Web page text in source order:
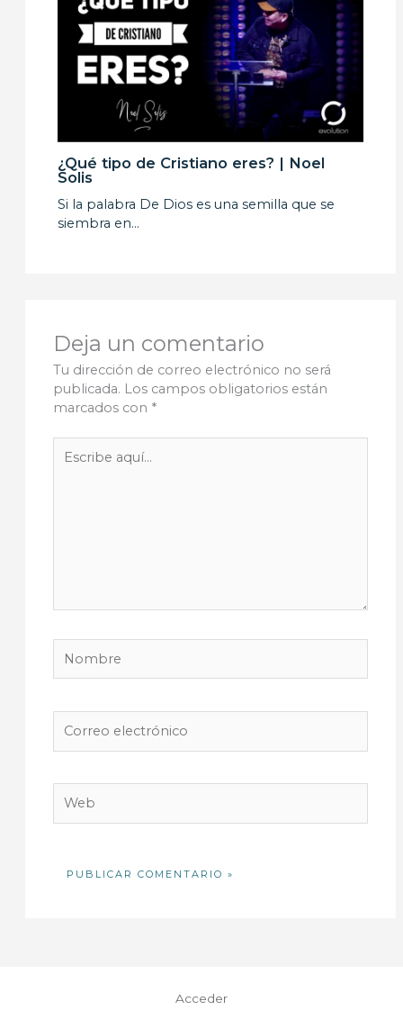
¿Qué tipo de Cristiano eres? | Noel
Solis
Si la palabra De Dios es una semilla que se
siembra en…
Deja un comentario
Tu dirección de correo electrónico no será
publicada. Los campos obligatorios están
marcados con *
aquí...
electrónico
Acceder